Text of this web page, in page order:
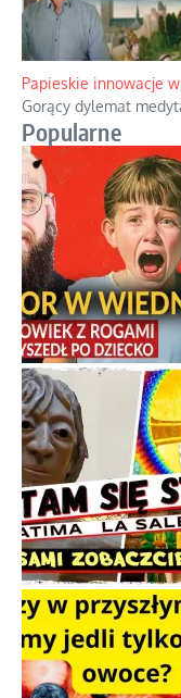
Kamienie i siekiery
Gorzka analityka
Papieskie innowacje
Gorący dylemat
Popularne